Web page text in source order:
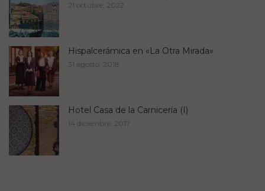
21 octubre, 2022
Hispalcerámica en «La Otra Mirada»
31 agosto, 2018
Hotel Casa de la Carnicería (I)
14 diciembre, 2017